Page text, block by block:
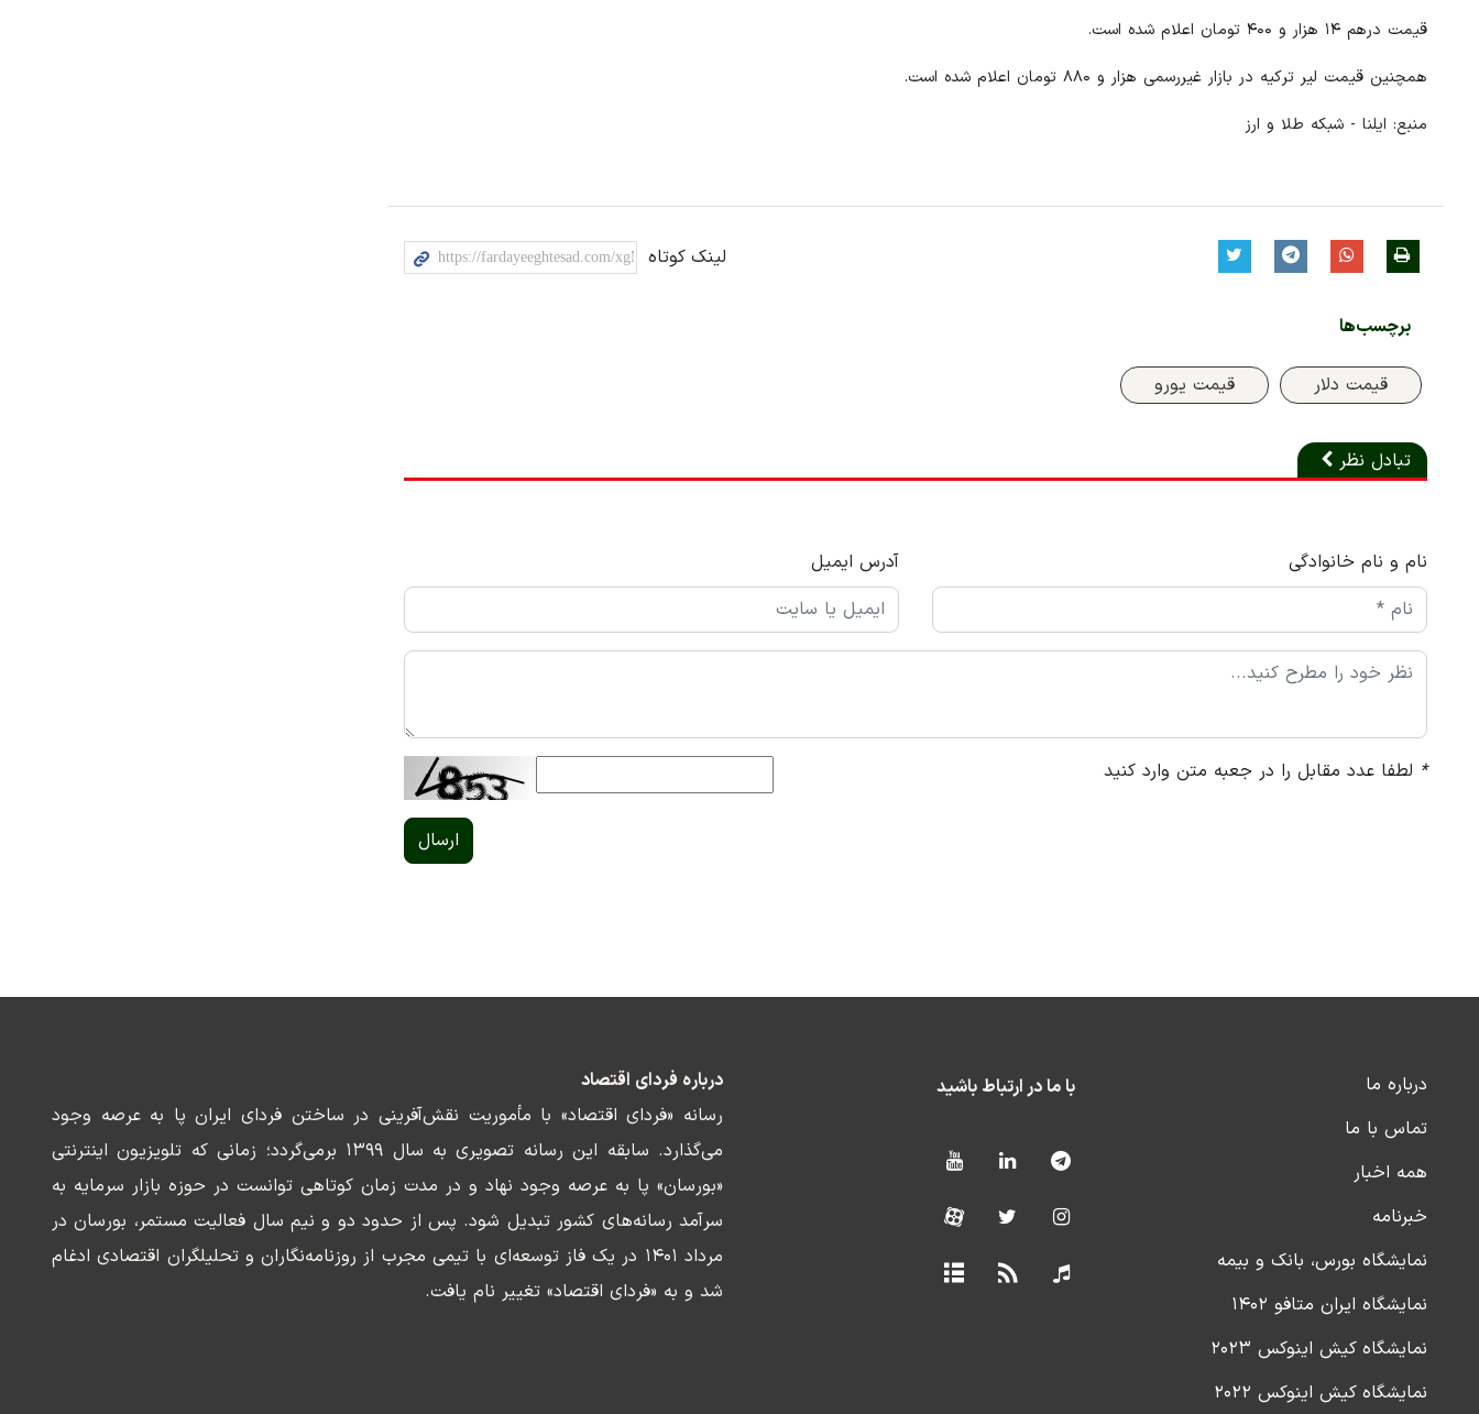
قیمت درهم ۱۴ هزار و ۴۰۰ تومان اعلام شده است.
همچنین قیمت لیر ترکیه در بازار غیررسمی هزار و ۸۸۰ تومان اعلام شده است.
منبع: ایلنا - شبکه طلا و ارز
لینک کوتاه
برچسب‌ها
قیمت دلار قیمت یورو
تبادل نظر
نام و نام خانوادگی آدرس ایمیل
* لطفا عدد مقابل را در جعبه متن وارد کنید
ارسال
درباره ما
تماس با ما
همه اخبار
خبرنامه
نمایشگاه بورس، بانک و بیمه
نمایشگاه ایران متافو ۱۴۰۲
نمایشگاه کیش اینوکس ۲۰۲۳
نمایشگاه کیش اینوکس ۲۰۲۲
با ما در ارتباط باشید
درباره فردای اقتصاد
رسانه «فردای اقتصاد» با مأموریت نقش‌آفرینی در ساختن فردای ایران پا به عرصه وجود
می‌گذارد. سابقه این رسانه تصویری به سال ۱۳۹۹ برمی‌گردد؛ زمانی که تلویزیون اینترنتی
«بورسان» پا به عرصه وجود نهاد و در مدت زمان کوتاهی توانست در حوزه بازار سرمایه به
سرآمد رسانه‌های کشور تبدیل شود. پس از حدود دو و نیم سال فعالیت مستمر، بورسان در
مرداد ۱۴۰۱ در یک فاز توسعه‌ای با تیمی مجرب از روزنامه‌نگاران و تحلیلگران اقتصادی ادغام
شد و به «فردای اقتصاد» تغییر نام یافت.